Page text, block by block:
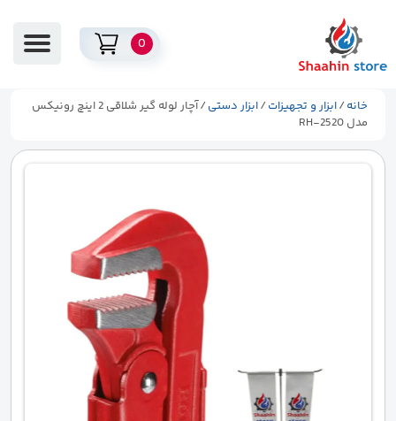
0
خانه/ابزار و تجهیزات/ابزار دستی
/ آچار لوله گیر شلاقی 2 اینچ رونیکس
مدل RH-2520